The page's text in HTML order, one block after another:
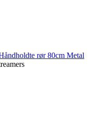
rør80cm Metal